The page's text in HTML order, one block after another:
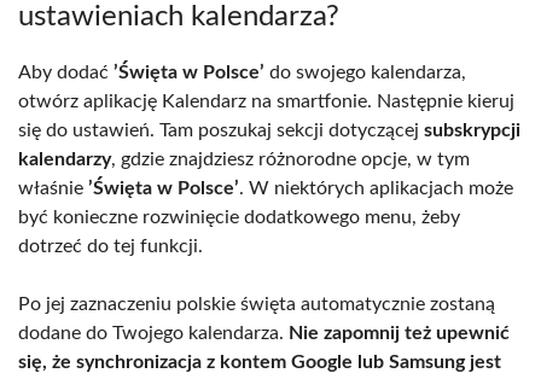
ustawieniach kalendarza?
Aby dodać ’Święta w Polsce’ do swojego kalendarza,
otwórz aplikację Kalendarz na smartfonie. Następnie kieruj
się do ustawień. Tam poszukaj sekcji dotyczącej subskrypcji
kalendarzy, gdzie znajdziesz różnorodne opcje, w tym
właśnie ’Święta w Polsce’. W niektórych aplikacjach może
być konieczne rozwinięcie dodatkowego menu, żeby
dotrzeć do tej funkcji.
Po jej zaznaczeniu polskie święta automatycznie zostaną
dodane do Twojego kalendarza. Nie zapomnij też upewnić
się, że synchronizacja z kontem Google lub Samsung jest